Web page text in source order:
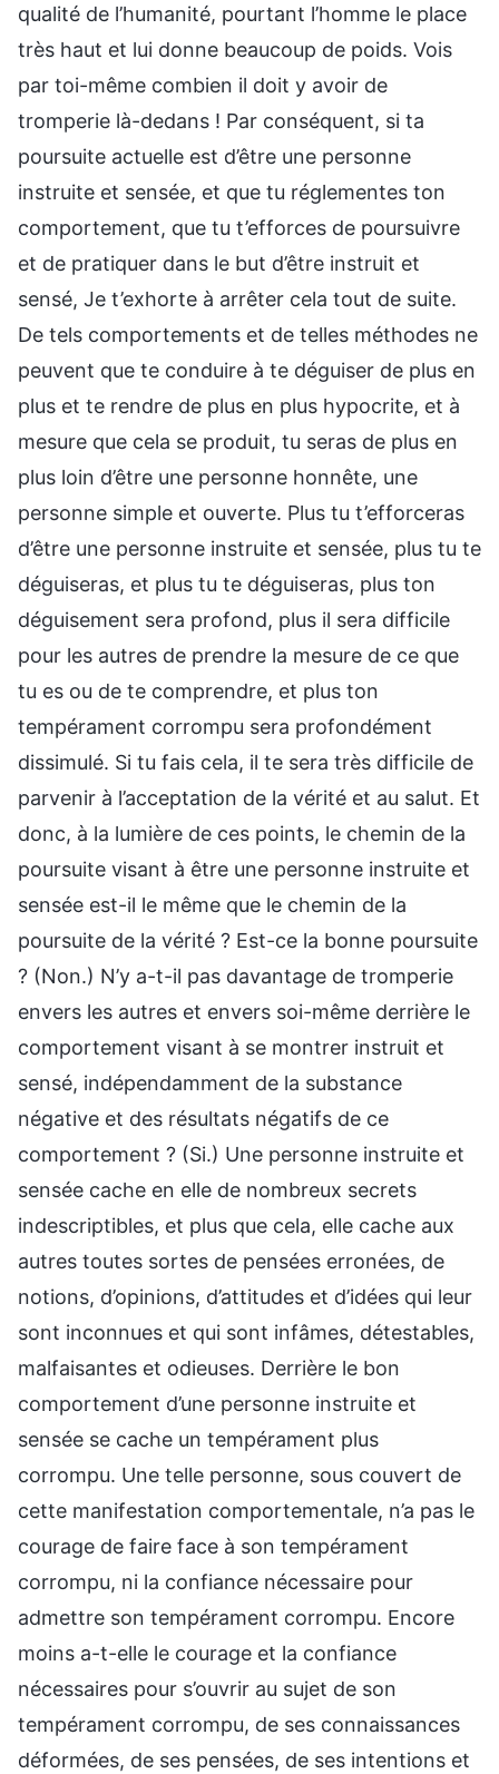
qualité de l’humanité, pourtant l’homme le place
très haut et lui donne beaucoup de poids. Vois
par toi-même combien il doit y avoir de
tromperie là-dedans ! Par conséquent, si ta
poursuite actuelle est d’être une personne
instruite et sensée, et que tu réglementes ton
comportement, que tu t’efforces de poursuivre
et de pratiquer dans le but d’être instruit et
sensé, Je t’exhorte à arrêter cela tout de suite.
De tels comportements et de telles méthodes ne
peuvent que te conduire à te déguiser de plus en
plus et te rendre de plus en plus hypocrite, et à
mesure que cela se produit, tu seras de plus en
plus loin d’être une personne honnête, une
personne simple et ouverte. Plus tu t’efforceras
d’être une personne instruite et sensée, plus tu te
déguiseras, et plus tu te déguiseras, plus ton
déguisement sera profond, plus il sera difficile
pour les autres de prendre la mesure de ce que
tu es ou de te comprendre, et plus ton
tempérament corrompu sera profondément
dissimulé. Si tu fais cela, il te sera très difficile de
parvenir à l’acceptation de la vérité et au salut. Et
donc, à la lumière de ces points, le chemin de la
poursuite visant à être une personne instruite et
sensée est-il le même que le chemin de la
poursuite de la vérité ? Est-ce la bonne poursuite
? (Non.) N’y a-t-il pas davantage de tromperie
envers les autres et envers soi-même derrière le
comportement visant à se montrer instruit et
sensé, indépendamment de la substance
négative et des résultats négatifs de ce
comportement ? (Si.) Une personne instruite et
sensée cache en elle de nombreux secrets
indescriptibles, et plus que cela, elle cache aux
autres toutes sortes de pensées erronées, de
notions, d’opinions, d’attitudes et d’idées qui leur
sont inconnues et qui sont infâmes, détestables,
malfaisantes et odieuses. Derrière le bon
comportement d’une personne instruite et
sensée se cache un tempérament plus
corrompu. Une telle personne, sous couvert de
cette manifestation comportementale, n’a pas le
courage de faire face à son tempérament
corrompu, ni la confiance nécessaire pour
admettre son tempérament corrompu. Encore
moins a-t-elle le courage et la confiance
nécessaires pour s’ouvrir au sujet de son
tempérament corrompu, de ses connaissances
déformées, de ses pensées, de ses intentions et